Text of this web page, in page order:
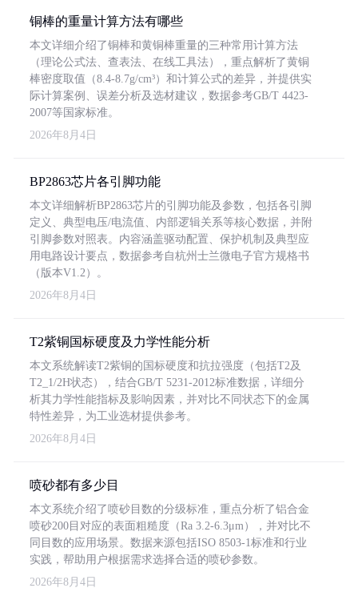
铜棒的重量计算方法有哪些
本文详细介绍了铜棒和黄铜棒重量的三种常用计算方法
（理论公式法、查表法、在线工具法），重点解析了黄铜
棒密度取值（8.4-8.7g/cm³）和计算公式的差异，并提供实
际计算案例、误差分析及选材建议，数据参考GB/T 4423-
2007等国家标准。
2026年8月4日
BP2863芯片各引脚功能
本文详细解析BP2863芯片的引脚功能及参数，包括各引脚
定义、典型电压/电流值、内部逻辑关系等核心数据，并附
引脚参数对照表。内容涵盖驱动配置、保护机制及典型应
用电路设计要点，数据参考自杭州士兰微电子官方规格书
（版本V1.2）。
2026年8月4日
T2紫铜国标硬度及力学性能分析
本文系统解读T2紫铜的国标硬度和抗拉强度（包括T2及
T2_1/2H状态），结合GB/T 5231-2012标准数据，详细分
析其力学性能指标及影响因素，并对比不同状态下的金属
特性差异，为工业选材提供参考。
2026年8月4日
喷砂都有多少目
本文系统介绍了喷砂目数的分级标准，重点分析了铝合金
喷砂200目对应的表面粗糙度（Ra 3.2-6.3μm），并对比不
同目数的应用场景。数据来源包括ISO 8503-1标准和行业
实践，帮助用户根据需求选择合适的喷砂参数。
2026年8月4日